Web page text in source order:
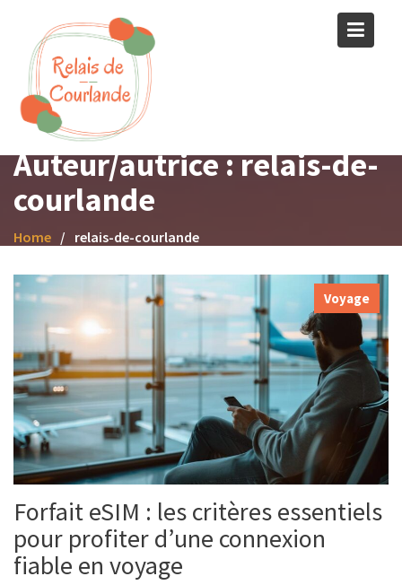
content
Auteur/autrice :relais-de-
courlande
Home relais-de-courlande
Voyage
Forfait eSIM : les critères essentiels
pour profiter d’une connexion
fiable en voyage